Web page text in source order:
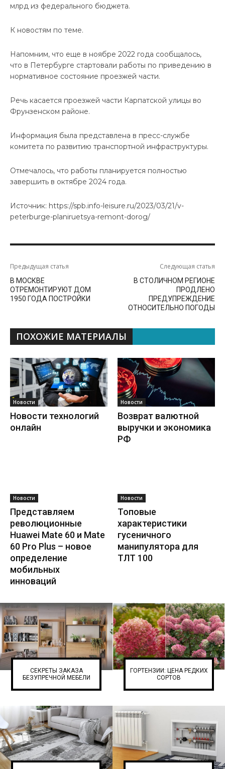
млрд из федерального бюджета.
К новостям по теме.
Напомним, что еще в ноябре 2022 года сообщалось,
что в Петербурге стартовали работы по приведению в
нормативное состояние проезжей части.
Речь касается проезжей части Карпатской улицы во
Фрунзенском районе.
Информация была представлена в пресс-службе
комитета по развитию транспортной инфраструктуры.
Отмечалось, что работы планируется полностью
завершить в октябре 2024 года.
Источник: https://spb.info-leisure.ru/2023/03/21/v-
peterburge-planiruetsya-remont-dorog/
Предыдущая статья
В МОСКВЕ
ОТРЕМОНТИРУЮТ ДОМ
1950 ГОДА ПОСТРОЙКИ
Следующая статья
В СТОЛИЧНОМ РЕГИОНЕ
ПРОДЛЕНО
ПРЕДУПРЕЖДЕНИЕ
ОТНОСИТЕЛЬНО ПОГОДЫ
ПОХОЖИЕ МАТЕРИАЛЫ
Новости
Новости технологий
онлайн
Новости
Возврат валютной
выручки и экономика
РФ
Новости
Представляем
революционные
Huawei Mate 60 и Mate
60 Pro Plus – новое
определение
мобильных
инноваций
Новости
Топовые
характеристики
гусеничного
манипулятора для
ТЛТ 100
СЕКРЕТЫ ЗАКАЗА
БЕЗУПРЕЧНОЙ МЕБЕЛИ
ГОРТЕНЗИИ: ЦЕНА РЕДКИХ
СОРТОВ